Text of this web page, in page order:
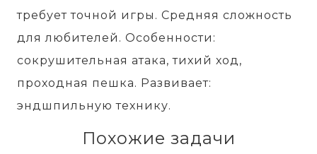
требует точной игры. Средняя сложность
для любителей. Особенности:
сокрушительная атака, тихий ход,
проходная пешка. Развивает:
эндшпильную технику.
Похожие задачи